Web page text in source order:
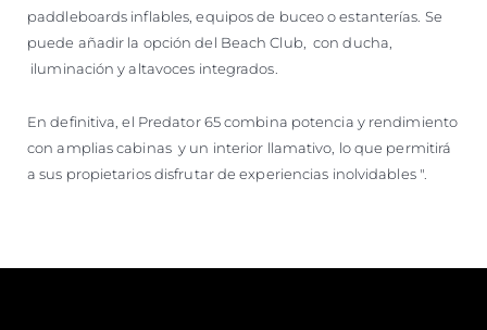
paddleboards inflables, equipos de buceo o estanterías. Se
puede añadir la opción del Beach Club, con ducha,
iluminación y altavoces integrados.
En definitiva, el Predator 65 combina potencia y rendimiento
con amplias cabinas y un interior llamativo, lo que permitirá
a sus propietarios disfrutar de experiencias inolvidables ".